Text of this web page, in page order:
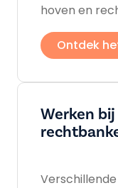
hoven en
Ontdek
Werken